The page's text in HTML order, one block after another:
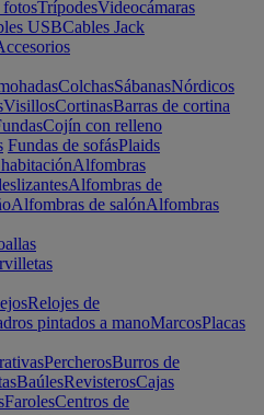
fotosTrípodesVideocámaras
USBCables Jack
ColchasSábanasNórdicos
VisillosCortinasBarras de cortina
Cojín con relleno
Fundas de sofásPlaids
Alfombras
Alfombras de
Alfombras de salónAlfombras
Relojes de
pintados a manoMarcosPlacas
PercherosBurros de
BaúlesRevisterosCajas
FarolesCentros de